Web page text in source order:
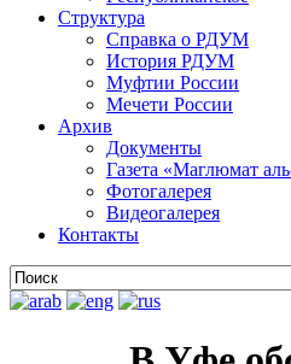
Структура
Справка о РДУМ
История РДУМ
Муфтии России
Мечети России
Архив
Документы
Газета «Маглюмат
Фотогалерея
Видеогалерея
Контакты